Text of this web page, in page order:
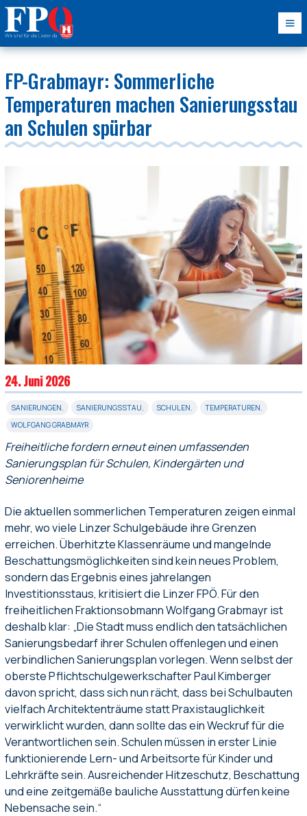
FP-Grabmayr: Sommerliche
Temperaturen machen Sanierungsstau
an Schulen spürbar
24. Juni 2026
SANIERUNGEN, SANIERUNGSSTAU, SCHULEN, TEMPERATUREN,
WOLFGANG GRABMAYR
Freiheitliche fordern erneut einen umfassenden
Sanierungsplan für Schulen, Kindergärten und
Seniorenheime
Die aktuellen sommerlichen Temperaturen zeigen einmal
mehr, wo viele Linzer Schulgebäude ihre Grenzen
erreichen. Überhitzte Klassenräume und mangelnde
Beschattungsmöglichkeiten sind kein neues Problem,
sondern das Ergebnis eines jahrelangen
Investitionsstaus, kritisiert die Linzer FPÖ. Für den
freiheitlichen Fraktionsobmann Wolfgang Grabmayr ist
deshalb klar: „Die Stadt muss endlich den tatsächlichen
Sanierungsbedarf ihrer Schulen offenlegen und einen
verbindlichen Sanierungsplan vorlegen. Wenn selbst der
oberste Pflichtschulgewerkschafter Paul Kimberger
davon spricht, dass sich nun rächt, dass bei Schulbauten
vielfach Architektenträume statt Praxistauglichkeit
verwirklicht wurden, dann sollte das ein Weckruf für die
Verantwortlichen sein. Schulen müssen in erster Linie
funktionierende Lern- und Arbeitsorte für Kinder und
Lehrkräfte sein. Ausreichender Hitzeschutz, Beschattung
und eine zeitgemäße bauliche Ausstattung dürfen keine
Nebensache sein.“